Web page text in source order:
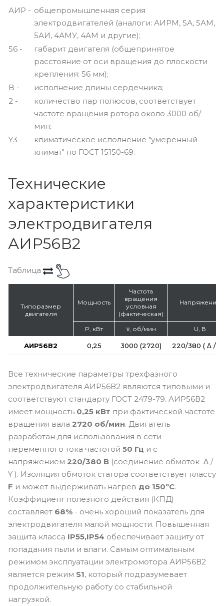
АИР - общепромышленная серия
электродвигателей (аналоги: АИРМ, 5А, 5АМ,
5АИ, 4АМУ, 4АМ и другие);
56 -
габарит двигателя (общепринятое
расстояние от оси вращения до плоскости
крепления: 56 мм);
B -
исполнение длины сердечника;
2 -
количество пар полюсов, соответствует
частоте вращения ротора около 3000 об/
мин;
Y3 -
климатическое исполнение "умеренный
климат" по ГОСТ 15150-69.
Технические
характеристики
электродвигателя
АИР56В2
Таблица
Типоразмер
двигателя
Мощность
Частота
вращения
условная
(фактическая)
Напряжение
P, кВт ν, об/мин U, В
АИР56В2 0,25 3000 (2720) 220/380 ( Δ / Y
Все технические параметры трехфазного
электродвигателя АИР56В2 являются типовыми и
соответствуют стандарту ГОСТ 2479-79. АИР56В2
имеет мощность 0,25 кВт при фактической частоте
вращения вала 2720 об/мин. Двигатель
разработан для использования в сети
переменного тока частотой 50 Гц и с
напряжением 220/380 В (соединение обмоток Δ /
Y ). Изоляция обмоток статора соответствует классу
F и может выдерживать нагрев до 150ºС.
Коэффициент полезного действия (КПД)
составляет 68% - очень хороший показатель для
электродвигателя малой мощности. Повышенная
защита класса IP55,IP54 обеспечивает защиту от
попадания пыли и влаги. Самым оптимальным
режимом эксплуатации электромотора АИР56В2
является режим S1, который подразумевает
продолжительную работу со стабильной
нагрузкой.